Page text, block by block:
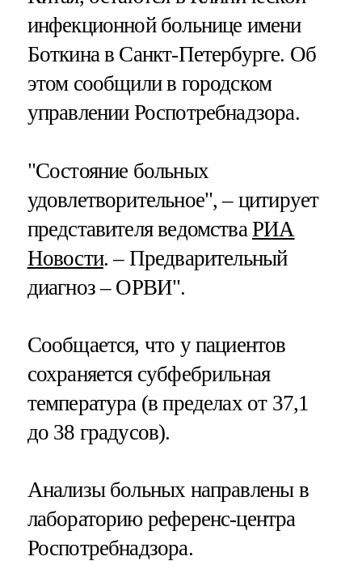
инфекционной больнице имени
Боткина в Санкт-Петербурге. Об
этом сообщили в городском
управлении Роспотребнадзора.
"Состояние больных
удовлетворительное", – цитирует
представителя ведомстваРИА
Новости. – Предварительный
диагноз – ОРВИ".
Сообщается, что у пациентов
сохраняется субфебрильная
температура (в пределах от 37,1
до 38 градусов).
Анализы больных направлены в
лабораторию референс-центра
Роспотребнадзора.